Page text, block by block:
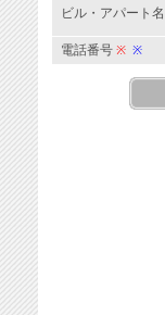
ビル・アパート名
電話番号 ※ ※